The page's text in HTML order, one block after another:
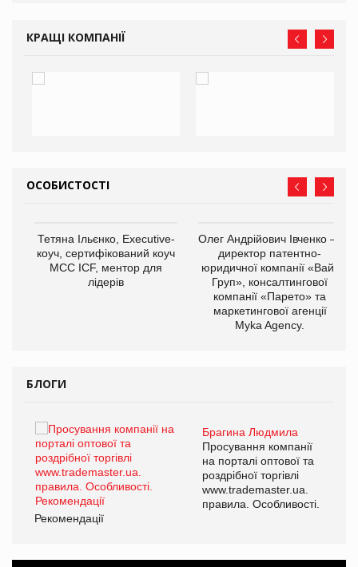
КРАЩІ КОМПАНІЇ
ОСОБИСТОСТІ
Тетяна Ільєнко, Executive-
коуч, сертифікований коуч
МСС ICF, ментор для
лідерів
Олег Андрійович Івченко —
директор патентно-
юридичної компанії «Вайз
Груп», консалтингової
компанії «Парето» та
маркетингової агенції
Myka Agency.
БЛОГИ
Брагина Людмила
Просування компанії
на порталі оптової та
роздрібної торгівлі
www.trademaster.ua.
правила. Особливості.
Рекомендації